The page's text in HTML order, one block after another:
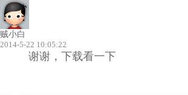
贼小白
2014-5-22 10:05:22
谢谢，下载看一下